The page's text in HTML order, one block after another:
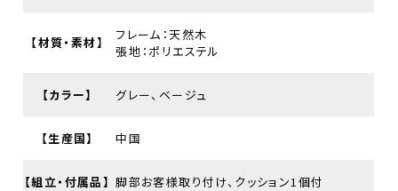
【材質・素材】
フレーム：天然木
張地：ポリエステル
【カラー】 グレー、ベージュ
【生産国】 中国
【組立・付属品】 脚部お客様取り付け、クッション1個付